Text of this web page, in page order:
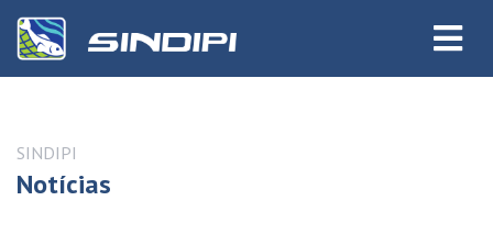
SINDIPI
Notícias